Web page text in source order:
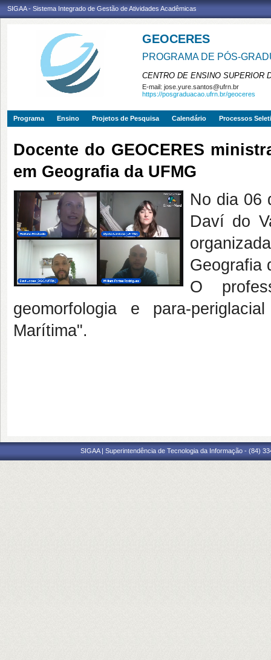
SIGAA - Sistema Integrado de Gestão de Atividades Acadêmicas
GEOCERES
PROGRAMA DE PÓS-
CENTRO DE ENSINO SUPERIOR
E-mail: jose.yure.santos@ufrn.br
https://posgraduacao.ufrn.br/geoceres
Programa Ensino Projetos de Pesquisa Calendário Processos
Docente do GEOCERES
em Geografia da UFMG
No dia 06
Daví do
Geografia
O
geomorfologia e para-
Marítima".
SIGAA | Superintendência de Tecnologia da Informação - (84)